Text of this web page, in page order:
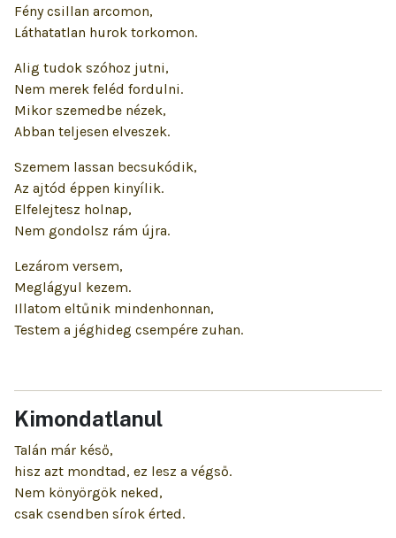
Fény csillan arcomon,
Láthatatlan hurok torkomon.
Alig tudok szóhoz jutni,
Nem merek feléd fordulni.
Mikor szemedbe nézek,
Abban teljesen elveszek.
Szemem lassan becsukódik,
Az ajtód éppen kinyílik.
Elfelejtesz holnap,
Nem gondolsz rám újra.
Lezárom versem,
Meglágyul kezem.
Illatom eltűnik mindenhonnan,
Testem a jéghideg csempére zuhan.
Kimondatlanul
Talán már késő,
hisz azt mondtad, ez lesz a végső.
Nem könyörgök neked,
csak csendben sírok érted.